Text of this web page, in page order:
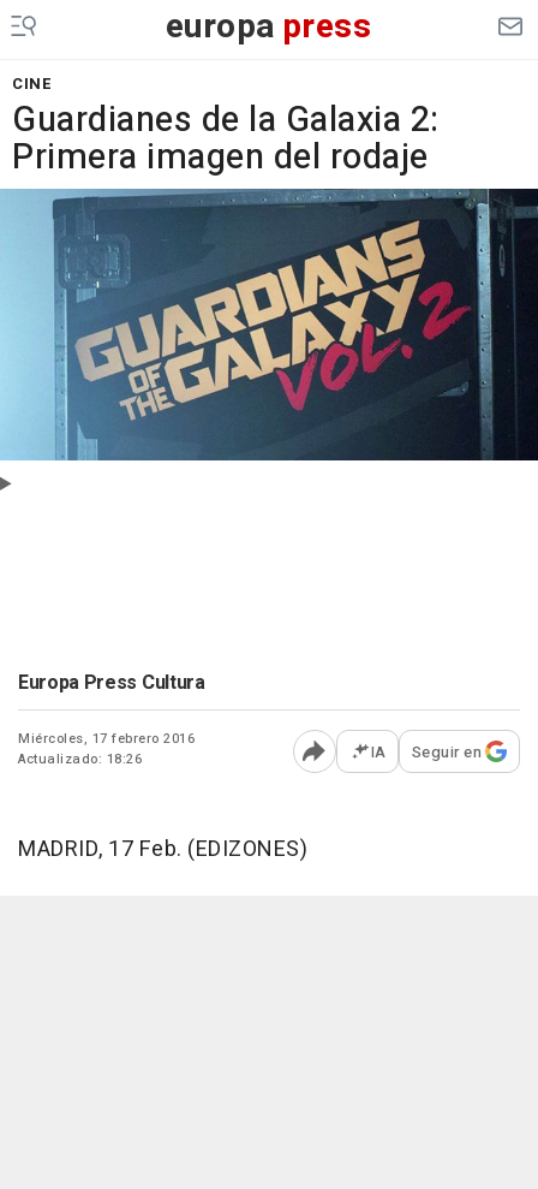
europa press
CINE
Guardianes de la Galaxia 2:
Primera imagen del rodaje
Europa Press Cultura
Miércoles, 17 febrero 2016
Actualizado: 18:26
Abrir opciones para
IA Seguir en
MADRID, 17 Feb. (EDIZONES)